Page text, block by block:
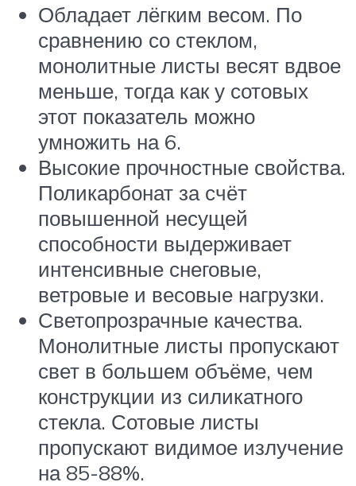
Обладает лёгким весом. По
сравнению со стеклом,
монолитные листы весят вдвое
меньше, тогда как у сотовых
этот показатель можно
умножить на 6.
Высокие прочностные свойства.
Поликарбонат за счёт
повышенной несущей
способности выдерживает
интенсивные снеговые,
ветровые и весовые нагрузки.
Светопрозрачные качества.
Монолитные листы пропускают
свет в большем объёме, чем
конструкции из силикатного
стекла. Сотовые листы
пропускают видимое излучение
на 85-88%.